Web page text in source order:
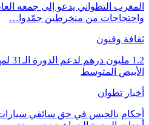
المغرب التطواني يدعو إلى جمعه
واحتجاجات من منخرطين جمّدوا…
ثقافة وفنون
1.2
الأبيض المتوسط
أخبار تطوان
أحكام بالحبس في حق سائقي